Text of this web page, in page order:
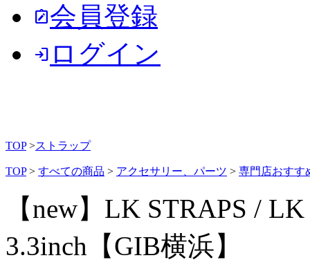
note_alt会員登録
login ログイン
TOP >ストラップ
TOP > すべての商品 > アクセサリー、パーツ > 専門店おすす
【new】LK STRAPS /
3.3inch【GIB横浜】